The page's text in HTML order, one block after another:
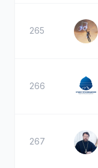
265
266
267